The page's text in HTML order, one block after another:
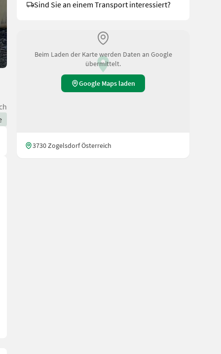
Sind Sie an einem Transport interessiert?
Beim Laden der Karte werden Daten an Google
übermittelt.
Google Maps laden
3730 Zogelsdorf Österreich